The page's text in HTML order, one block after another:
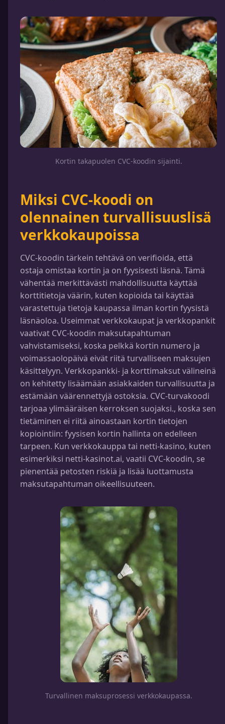
Kortin takapuolen CVC-koodin sijainti.
Miksi CVC-koodi on
olennainen turvallisuuslisä
verkkokaupoissa
CVC-koodin tärkein tehtävä on verifioida, että
ostaja omistaa kortin ja on fyysisesti läsnä. Tämä
vähentää merkittävästi mahdollisuutta käyttää
korttitietoja väärin, kuten kopioida tai käyttää
varastettuja tietoja kaupassa ilman kortin fyysistä
läsnäoloa. Useimmat verkkokaupat ja verkkopankit
vaativat CVC-koodin maksutapahtuman
vahvistamiseksi, koska pelkkä kortin numero ja
voimassaolopäivä eivät riitä turvalliseen maksujen
käsittelyyn. Verkkopankki- ja korttimaksut välineinä
on kehitetty lisäämään asiakkaiden turvallisuutta ja
estämään väärennettyjä ostoksia. CVC-turvakoodi
tarjoaa ylimääräisen kerroksen suojaksi., koska sen
tietäminen ei riitä ainoastaan kortin tietojen
kopiointiin: fyysisen kortin hallinta on edelleen
tarpeen. Kun verkkokauppa tai netti-kasino, kuten
esimerkiksi netti-kasinot.ai, vaatii CVC-koodin, se
pienentää petosten riskiä ja lisää luottamusta
maksutapahtuman oikeellisuuteen.
Turvallinen maksuprosessi verkkokaupassa.